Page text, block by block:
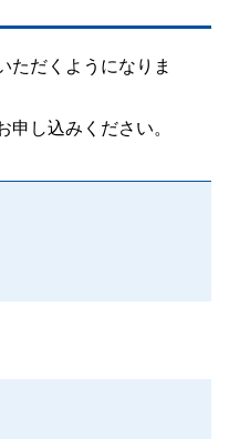
ただくようになりま
し込みください。